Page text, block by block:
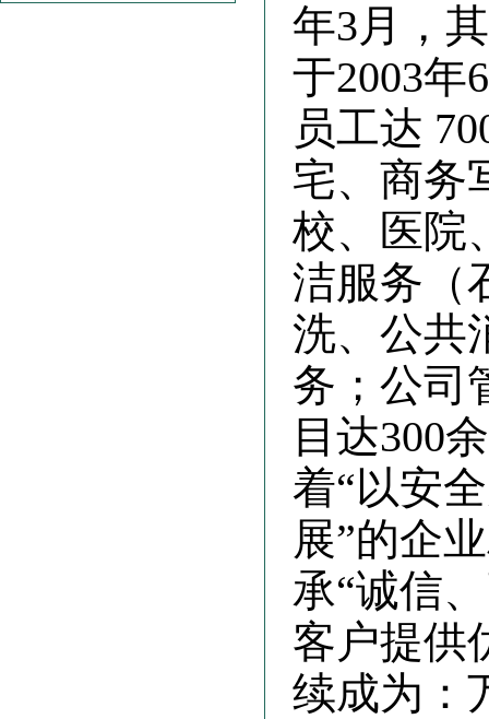
年3月，
于2003年
员工达
宅、商务
校、医院
洁服务（
洗、公共
务；公司
目达300
着“以安
展”的企
承“诚信
客户提供
续成为：